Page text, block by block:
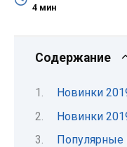
4 мин
Содержание
Новинки
Новинки
Популярные